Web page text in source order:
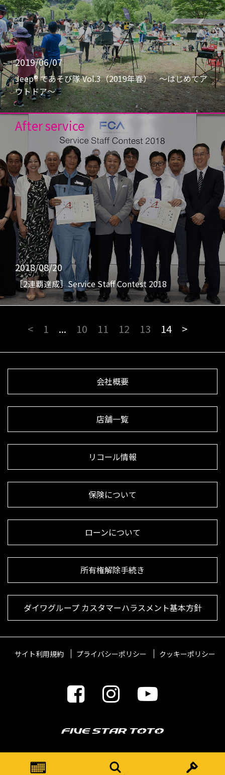
2019/06/07
Jeep® であそび隊 Vol.3（2019年春） 〜はじめてア
ウトドア〜
After service
2018/08/20
［2連覇達成］Service Staff Contest 2018
< 1 ... 10 11 12 13 14 >
会社概要
店舗一覧
リコール情報
保険について
ローンについて
所有権解除手続き
ダイワグループ カスタマーハラスメント基本方針
サイト利用規約 プライバシーポリシー クッキーポリシー